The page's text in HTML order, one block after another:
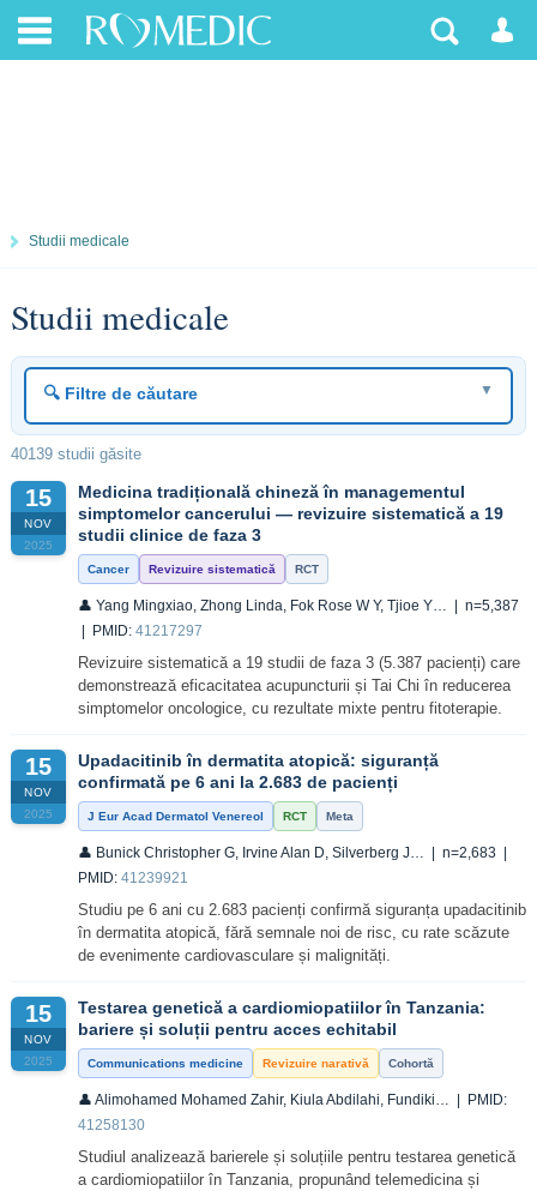
Studii medicale
Studii medicale
🔍 Filtre de căutare ▼
40139 studii găsite
15
NOV
2025
Medicina tradițională chineză în managementul
simptomelor cancerului — revizuire sistematică a 19
studii clinice de faza 3
Cancer Revizuire sistematică RCT
👤 Yang Mingxiao, Zhong Linda, Fok Rose W Y, Tjioe Y… | n=5,387
| PMID: 41217297
Revizuire sistematică a 19 studii de faza 3 (5.387 pacienți) care
demonstrează eficacitatea acupuncturii și Tai Chi în reducerea
simptomelor oncologice, cu rezultate mixte pentru fitoterapie.
15
NOV
2025
Upadacitinib în dermatita atopică: siguranță
confirmată pe 6 ani la 2.683 de pacienți
J Eur Acad Dermatol Venereol RCT Meta
👤 Bunick Christopher G, Irvine Alan D, Silverberg J… | n=2,683 |
PMID: 41239921
Studiu pe 6 ani cu 2.683 pacienți confirmă siguranța upadacitinib
în dermatita atopică, fără semnale noi de risc, cu rate scăzute
de evenimente cardiovasculare și malignități.
15
NOV
2025
Testarea genetică a cardiomiopatiilor în Tanzania:
bariere și soluții pentru acces echitabil
Communications medicine Revizuire narativă Cohortă
👤 Alimohamed Mohamed Zahir, Kiula Abdilahi, Fundiki… | PMID:
41258130
Studiul analizează barierele și soluțiile pentru testarea genetică
a cardiomiopatiilor în Tanzania, propunând telemedicina și